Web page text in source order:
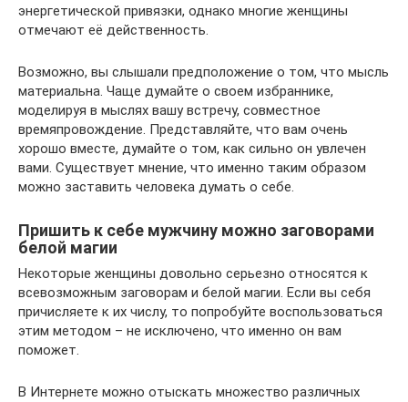
энергетической привязки, однако многие женщины
отмечают её действенность.
Возможно, вы слышали предположение о том, что мысль
материальна. Чаще думайте о своем избраннике,
моделируя в мыслях вашу встречу, совместное
времяпровождение. Представляйте, что вам очень
хорошо вместе, думайте о том, как сильно он увлечен
вами. Существует мнение, что именно таким образом
можно заставить человека думать о себе.
Пришить к себе мужчину можно заговорами
белой магии
Некоторые женщины довольно серьезно относятся к
всевозможным заговорам и белой магии. Если вы себя
причисляете к их числу, то попробуйте воспользоваться
этим методом – не исключено, что именно он вам
поможет.
В Интернете можно отыскать множество различных